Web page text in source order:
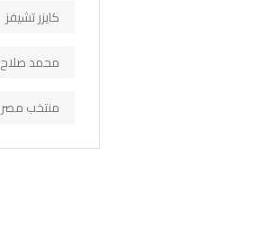
كايزر تشيفز
محمد صلاح
منتخب مصر